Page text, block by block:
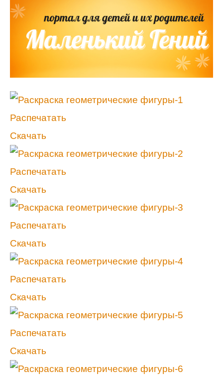
Распечатать
Скачать
Распечатать
Скачать
Распечатать
Скачать
Распечатать
Скачать
Распечатать
Скачать